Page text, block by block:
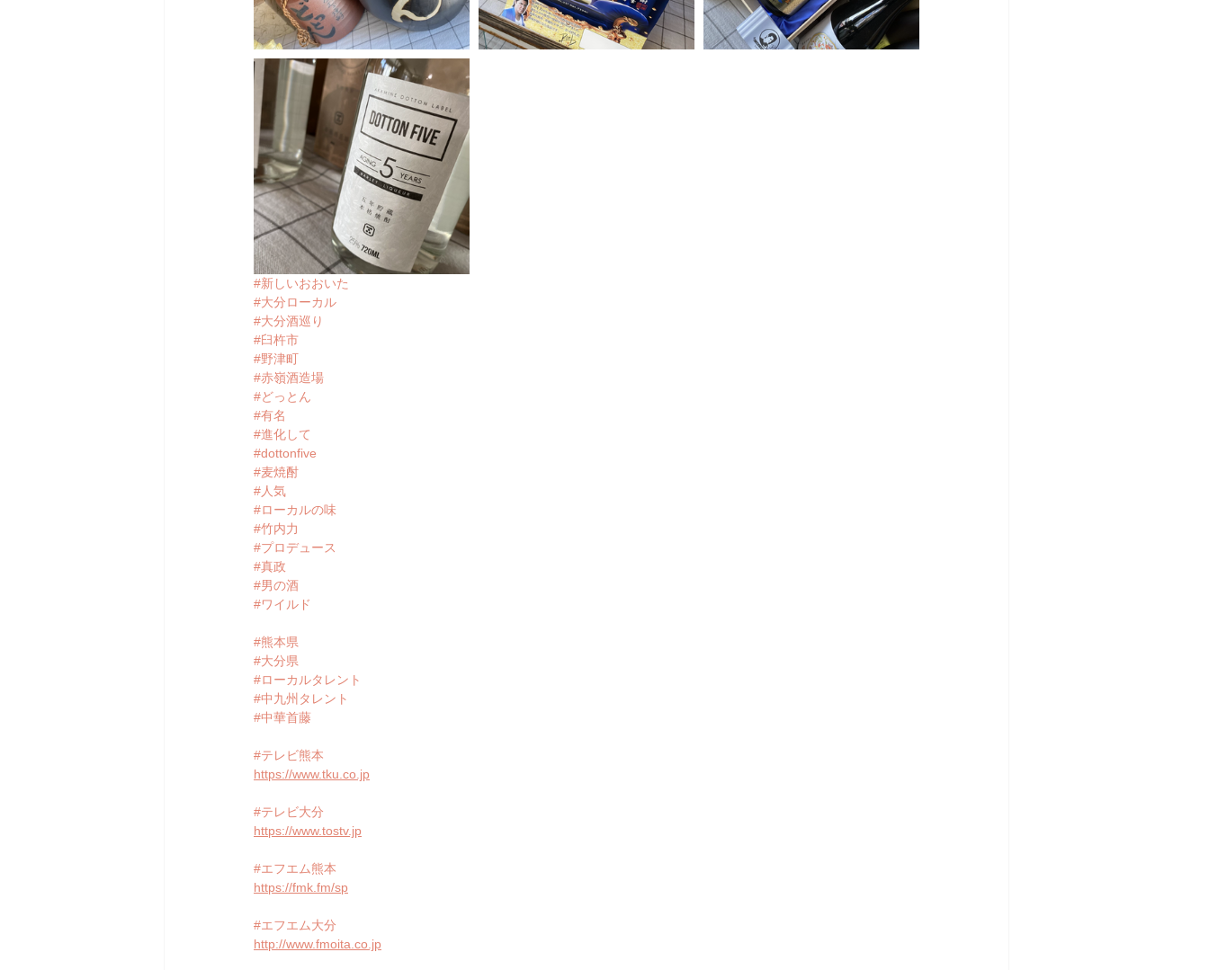
#新しいおおいた
#大分ローカル
#大分酒巡り
#臼杵市
#野津町
#赤嶺酒造場
#どっとん
#有名
#進化して
#dottonfive
#麦焼酎
#人気
#ローカルの味
#竹内力
#プロデュース
#真政
#男の酒
#ワイルド
#熊本県
#大分県
#ローカルタレント
#中九州タレント
#中華首藤
#テレビ熊本
https://www.tku.co.jp
#テレビ大分
https://www.tostv.jp
#エフエム熊本
https://fmk.fm/sp
#エフエム大分
http://www.fmoita.co.jp